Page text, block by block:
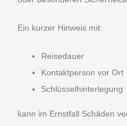
Ein kurzer Hinweis mit:
Reisedauer
Kontaktperson vor Ort
Schlüsselhinterlegung
kann im Ernstfall Schäden